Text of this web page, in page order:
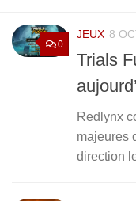
0
JEUX 8
Trials
Redlynx
majeures
direction